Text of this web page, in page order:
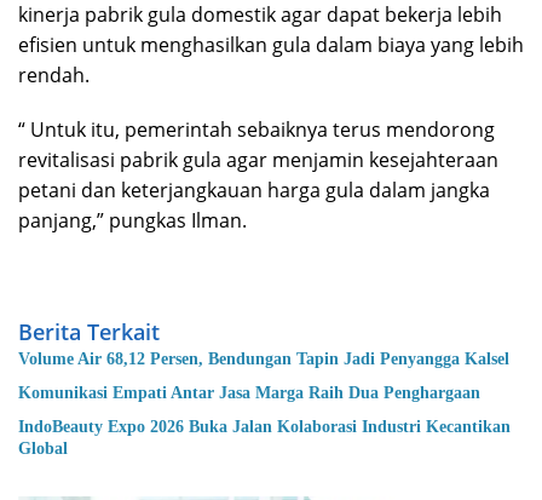
kinerja pabrik gula domestik agar dapat bekerja lebih
efisien untuk menghasilkan gula dalam biaya yang lebih
rendah.
“ Untuk itu, pemerintah sebaiknya terus mendorong
revitalisasi pabrik gula agar menjamin kesejahteraan
petani dan keterjangkauan harga gula dalam jangka
panjang,” pungkas Ilman.
Berita Terkait
Volume Air 68,12 Persen, Bendungan Tapin Jadi Penyangga Kalsel
Komunikasi Empati Antar Jasa Marga Raih Dua Penghargaan
IndoBeauty Expo 2026 Buka Jalan Kolaborasi Industri Kecantikan
Global